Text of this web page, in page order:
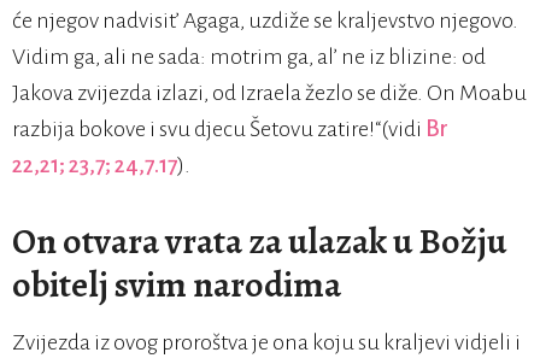
će njegov nadvisit’ Agaga, uzdiže se kraljevstvo njegovo.
Vidim ga, ali ne sada: motrim ga, al’ ne iz blizine: od
Jakova zvijezda izlazi, od Izraela žezlo se diže. On Moabu
razbija bokove i svu djecu Šetovu zatire!“(vidi Br
22,21; 23,7; 24,7.17).
On otvara vrata za ulazak u Božju
obitelj svim narodima
Zvijezda iz ovog proroštva je ona koju su kraljevi vidjeli i